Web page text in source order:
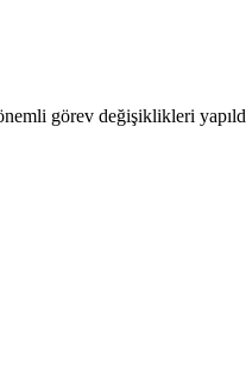
görev değişiklikleri